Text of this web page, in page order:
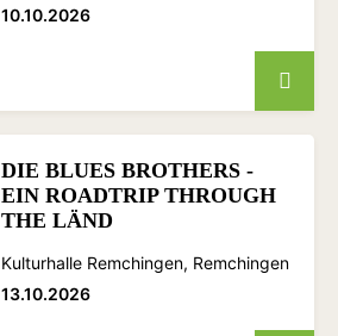
10.10.2026
DIE BLUES BROTHERS -
EIN ROADTRIP THROUGH
THE LÄND
Kulturhalle Remchingen, Remchingen
13.10.2026